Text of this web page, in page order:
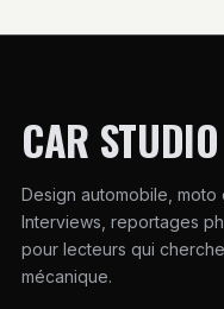
CAR STUDIO
Design automobile,
Interviews, reportages
pour lecteurs qui
mécanique.